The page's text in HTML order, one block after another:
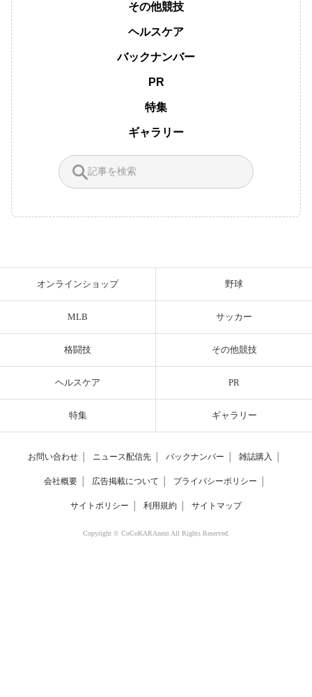
その他競技
ヘルスケア
バックナンバー
PR
特集
ギャラリー
オンラインショップ 野球
MLB サッカー
格闘技 その他競技
ヘルスケア PR
特集 ギャラリー
お問い合わせ ニュース配信先 バックナンバー 雑誌購入
会社概要 広告掲載について プライバシーポリシー
サイトポリシー 利用規約 サイトマップ
Copyright © CoCoKARAnext All Rights Reserved.